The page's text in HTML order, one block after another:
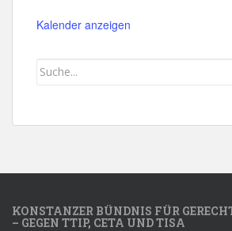
Kalender anzeigen
KONSTANZER BÜNDNIS FÜR
– GEGEN TTIP, CETA UND TISA